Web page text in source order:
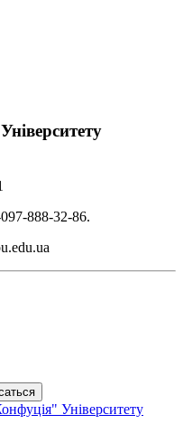
888-32-86.
Університету